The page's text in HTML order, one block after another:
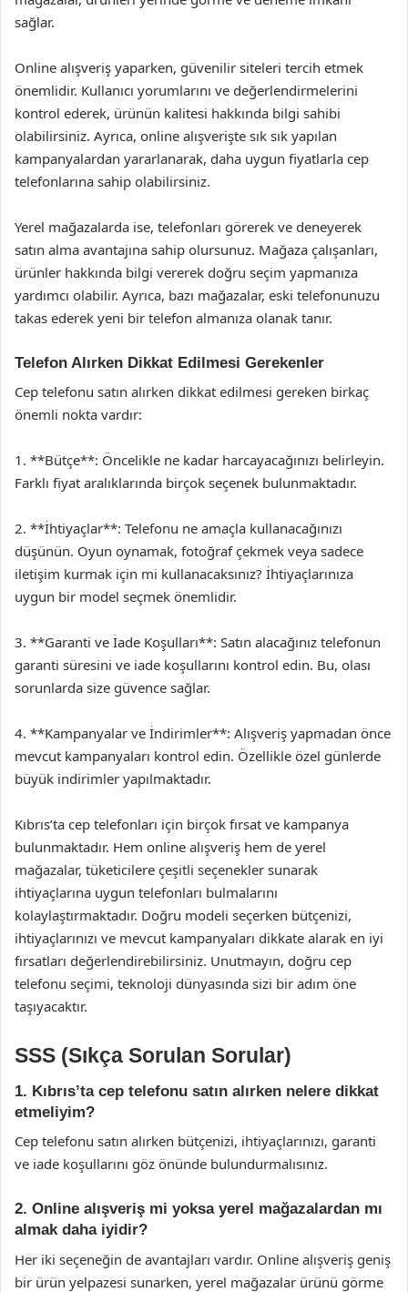
sağlar.
Online alışveriş yaparken, güvenilir siteleri tercih etmek
önemlidir. Kullanıcı yorumlarını ve değerlendirmelerini
kontrol ederek, ürünün kalitesi hakkında bilgi sahibi
olabilirsiniz. Ayrıca, online alışverişte sık sık yapılan
kampanyalardan yararlanarak, daha uygun fiyatlarla cep
telefonlarına sahip olabilirsiniz.
Yerel mağazalarda ise, telefonları görerek ve deneyerek
satın alma avantajına sahip olursunuz. Mağaza çalışanları,
ürünler hakkında bilgi vererek doğru seçim yapmanıza
yardımcı olabilir. Ayrıca, bazı mağazalar, eski telefonunuzu
takas ederek yeni bir telefon almanıza olanak tanır.
Telefon Alırken Dikkat Edilmesi Gerekenler
Cep telefonu satın alırken dikkat edilmesi gereken birkaç
önemli nokta vardır:
1. **Bütçe**: Öncelikle ne kadar harcayacağınızı belirleyin.
Farklı fiyat aralıklarında birçok seçenek bulunmaktadır.
2. **İhtiyaçlar**: Telefonu ne amaçla kullanacağınızı
düşünün. Oyun oynamak, fotoğraf çekmek veya sadece
iletişim kurmak için mi kullanacaksınız? İhtiyaçlarınıza
uygun bir model seçmek önemlidir.
3. **Garanti ve İade Koşulları**: Satın alacağınız telefonun
garanti süresini ve iade koşullarını kontrol edin. Bu, olası
sorunlarda size güvence sağlar.
4. **Kampanyalar ve İndirimler**: Alışveriş yapmadan önce
mevcut kampanyaları kontrol edin. Özellikle özel günlerde
büyük indirimler yapılmaktadır.
Kıbrıs’ta cep telefonları için birçok fırsat ve kampanya
bulunmaktadır. Hem online alışveriş hem de yerel
mağazalar, tüketicilere çeşitli seçenekler sunarak
ihtiyaçlarına uygun telefonları bulmalarını
kolaylaştırmaktadır. Doğru modeli seçerken bütçenizi,
ihtiyaçlarınızı ve mevcut kampanyaları dikkate alarak en iyi
fırsatları değerlendirebilirsiniz. Unutmayın, doğru cep
telefonu seçimi, teknoloji dünyasında sizi bir adım öne
taşıyacaktır.
SSS (Sıkça Sorulan Sorular)
1. Kıbrıs’ta cep telefonu satın alırken nelere dikkat
etmeliyim?
Cep telefonu satın alırken bütçenizi, ihtiyaçlarınızı, garanti
ve iade koşullarını göz önünde bulundurmalısınız.
2. Online alışveriş mi yoksa yerel mağazalardan mı
almak daha iyidir?
Her iki seçeneğin de avantajları vardır. Online alışveriş geniş
bir ürün yelpazesi sunarken, yerel mağazalar ürünü görme